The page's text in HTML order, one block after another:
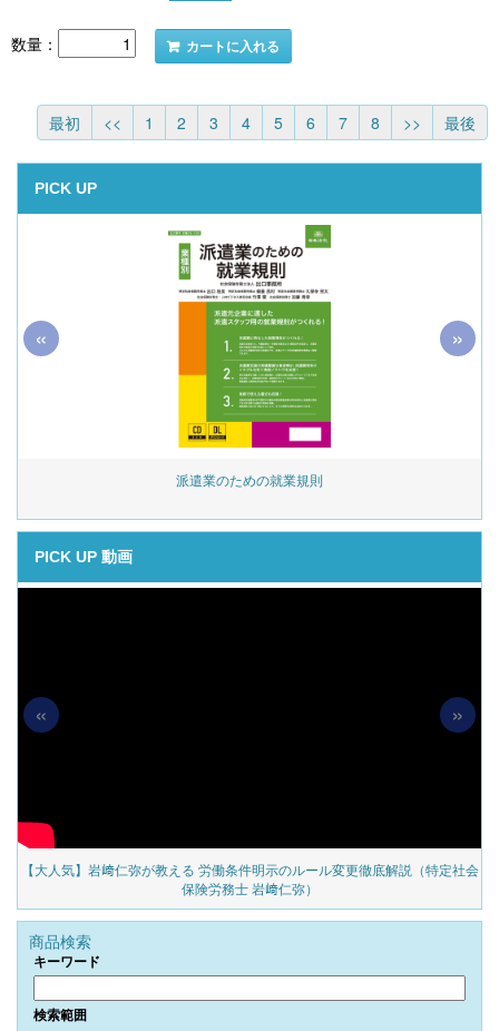
数量： カートに入れる
最初 << 1 2 3 4 5 6 7 8 >> 最後
PICK UP
派遣業のための就業規則
« »
PICK UP 動画
【大人気】岩﨑仁弥が教える 労働条件明示のルール変更徹底解説（特定社会
保険労務士 岩﨑仁弥）
« »
商品検索
キーワード
検索範囲